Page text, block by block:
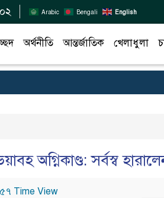
Arabic Bengali English
অর্থনীতি আন্তর্জাতিক খেলাধুলা
অগ্নিকাণ্ড: সর্বস্ব
Time View